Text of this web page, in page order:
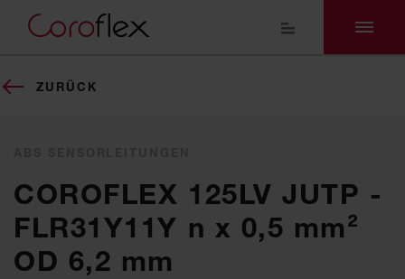
ZURÜCK
COROFLEX 125LV JUTP -
FLR31Y11Y n x 0,5 mm²
OD 6,2 mm